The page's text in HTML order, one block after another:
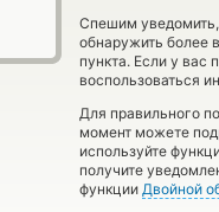
Спешим
обнаружить более
пункта. Если у вас
воспользоваться
Для правильного
момент можете
используйте
получите
функции Двойной